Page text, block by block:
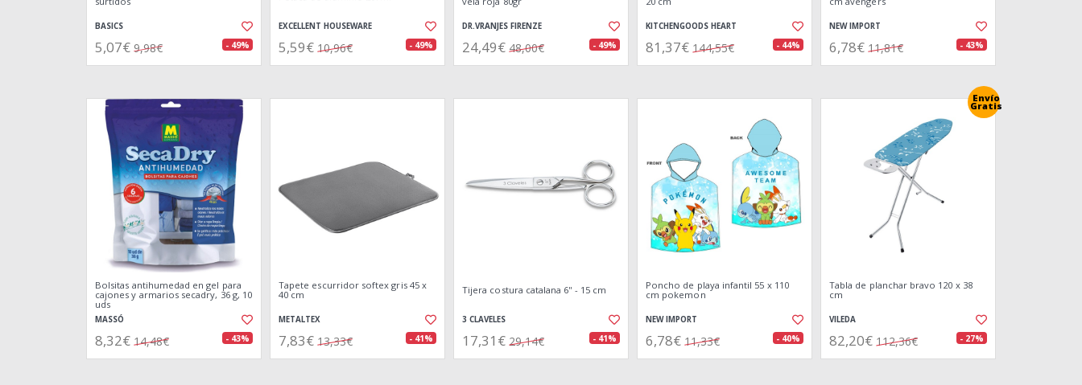
BASICS
5,07€ 9,98€ - 49%
EXCELLENT HOUSEWARE
5,59€ 10,96€ - 49%
DR.VRANJES FIRENZE
24,49€ 48,00€ - 49%
KITCHENGOODS HEART
81,37€ 144,55€ - 44%
NEW IMPORT
6,78€ 11,81€ - 43%
Bolsitas antihumedad en gel para
cajones y armarios secadry, 36 g, 10
uds
MASSÓ
8,32€ 14,48€ - 43%
Tapete escurridor softex gris 45 x
40 cm
METALTEX
7,83€ 13,33€ - 41%
Tijera costura catalana 6'' - 15 cm
3 CLAVELES
17,31€ 29,14€ - 41%
Poncho de playa infantil 55 x 110
cm pokemon
NEW IMPORT
6,78€ 11,33€ - 40%
Envío
Gratis
Tabla de planchar bravo 120 x 38
cm
VILEDA
82,20€ 112,36€ - 27%